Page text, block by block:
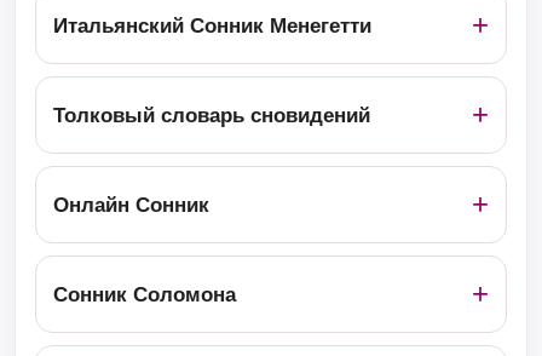
Итальянский Сонник Менегетти
Толковый словарь сновидений
Онлайн Сонник
Сонник Соломона